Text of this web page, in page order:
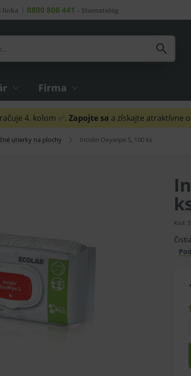
linka 0800 800 441 – Stomatológ
Firma
4. kolom ✅. Zapojte sa a získajte atraktívne
utierky na plochy Incidin Oxywipe S, 100 ks
Kód: